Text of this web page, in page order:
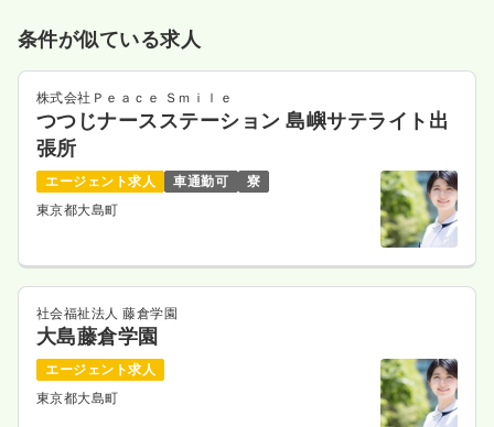
条件が似ている求人
株式会社Ｐｅａｃｅ Ｓｍｉｌｅ
つつじナースステーション 島嶼サテライト出
張所
エージェント求人 車通勤可
寮
東京都大島町
社会福祉法人 藤倉学園
大島藤倉学園
エージェント求人
東京都大島町